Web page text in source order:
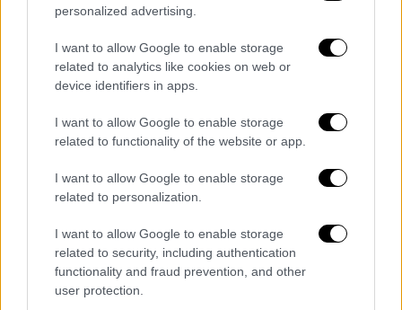
personalized advertising.
I want to allow Google to enable storage
related to analytics like cookies on web or
device identifiers in apps.
I want to allow Google to enable storage
related to functionality of the website or app.
I want to allow Google to enable storage
related to personalization.
I want to allow Google to enable storage
related to security, including authentication
functionality and fraud prevention, and other
user protection.
Μια περιφέρεια που έχει ιδιαίτερο
ενδιαφέρον για το κυβερνών κόμμα είναι η
Ανατολική Αττική. Δεν αποτελεί μυστικό
πως στην συγκεκριμένη περιφέρεια ο
υπουργός ΕσωτερικώνΜάκης Βορίδης
θεωρείται μια πολύ δυνατή υποψηφιότητα.
Παράλληλα έρχονται δύο νέες «αφίξεις»
μελών της κυβέρνησης στη συγκεκριμένη
περιφέρεια : του αναπληρωτή υπουργού
ΕσωτερικώνΣτέλιου Πέτσακαι
της υφυπουργού ΤουρισμούΣοφίας
Ζαχαράκη.